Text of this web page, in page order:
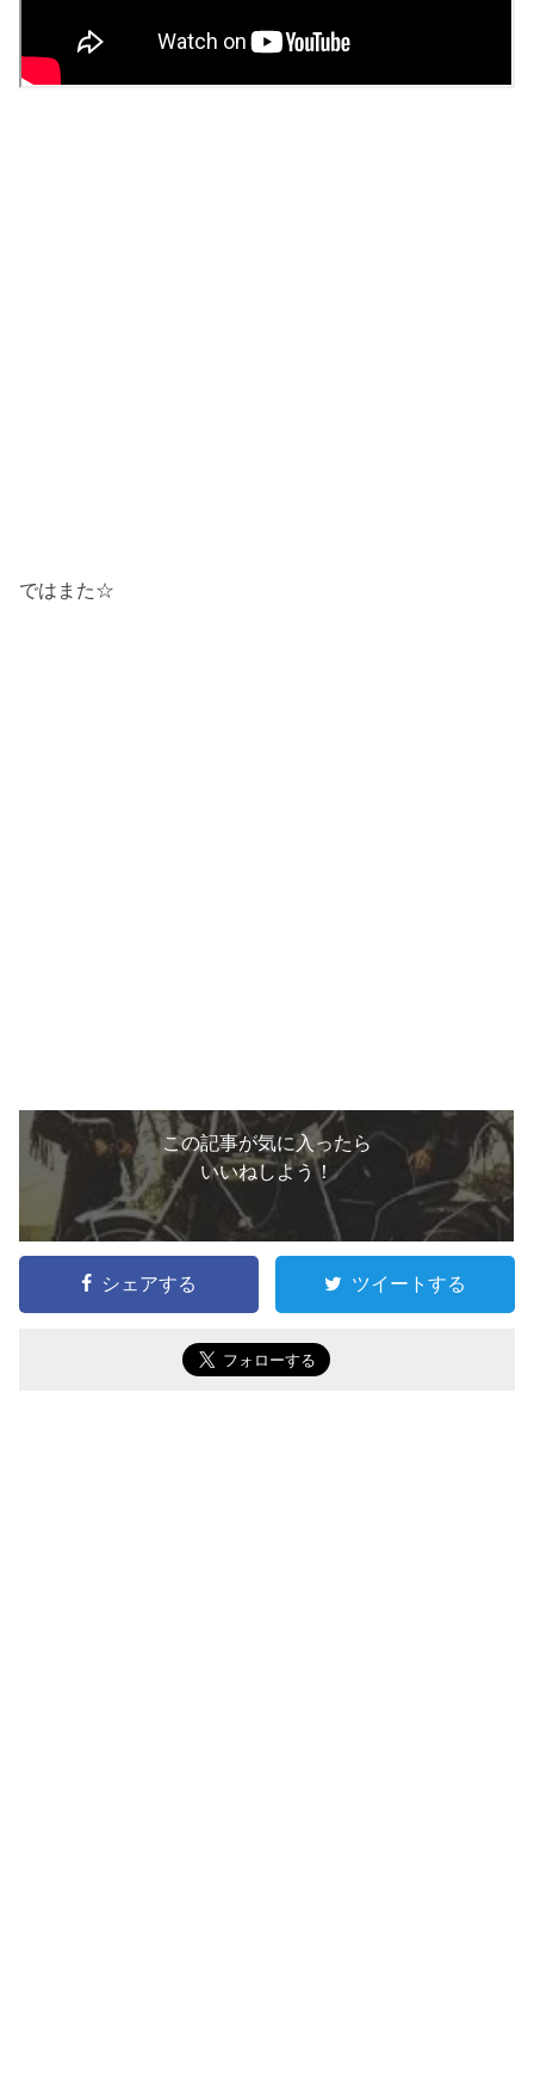
ではまた☆
この記事が気に入ったら
いいねしよう！
シェアする ツイートする